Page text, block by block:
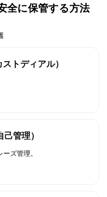
全に保管する方法
トディアル）
管理）
ズ管理。